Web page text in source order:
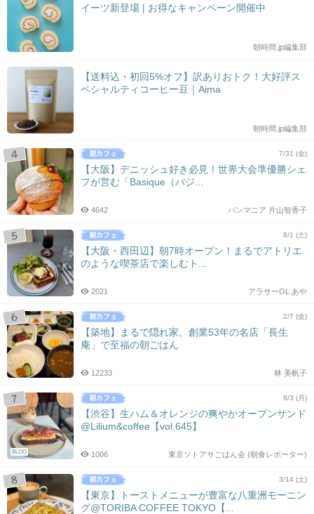
イーツ新登場 | お得なキャンペーン開催中
朝時間.jp編集部
【送料込・初回5%オフ】訳ありおトク！大好評ス
ペシャルティコーヒー豆｜Aima
朝時間.jp編集部
7/31 (金)
【大阪】デニッシュ好き必見！世界大会準優勝シェ
フが営む「Basique（バジ...
パンマニア 片山智香子
4642
8/1 (土)
【大阪・西田辺】朝7時オープン！まるでアトリエ
のような喫茶店で楽しむト...
アラサーOL あや
2021
2/7 (金)
【築地】まるで隠れ家。創業53年の名店「長生
庵」で至福の朝ごはん
林 美帆子
12233
BLOG
8/3 (月)
【渋谷】生ハム＆オレンジの爽やかオープンサンド
@Lilium&coffee【vol.645】
東京ソトアサごはん会 (朝食レポーター)
1006
3/14 (土)
【東京】トーストメニューが豊富な八重洲モーニン
グ@TORIBA COFFEE TOKYO【...